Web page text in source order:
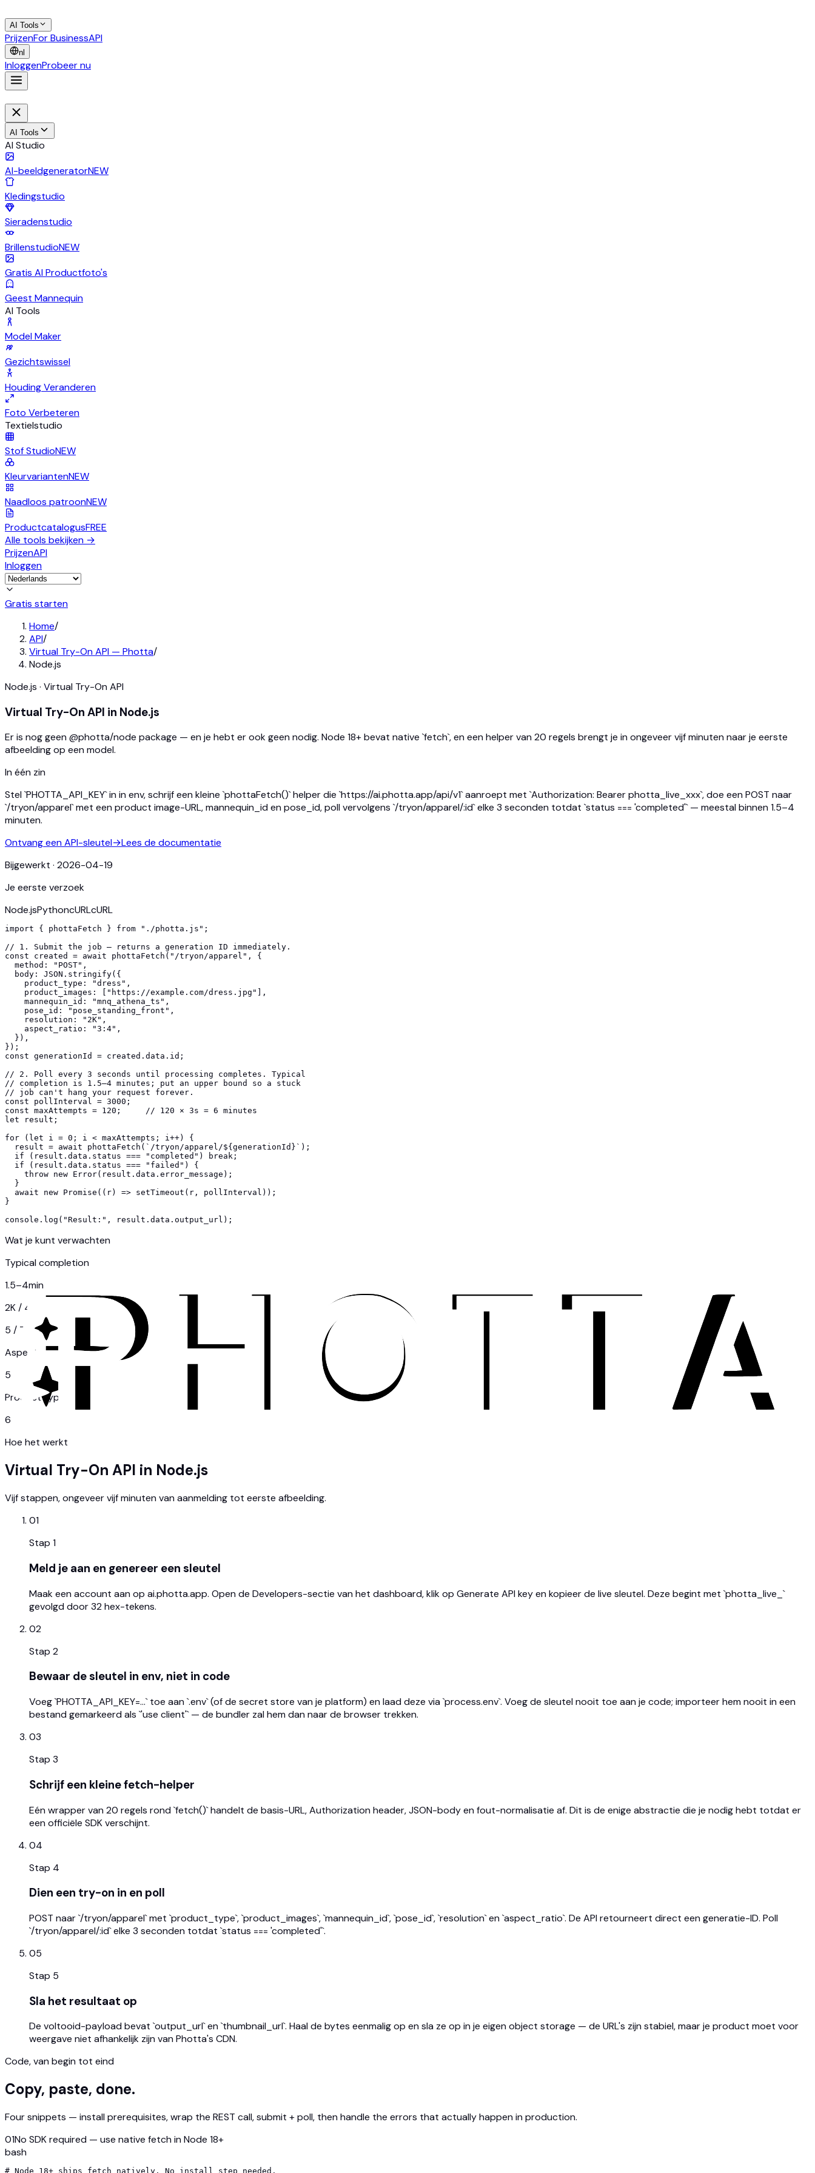
AI Tools
PrijzenFor BusinessAPI
nl
InloggenProbeer nu
AI Tools
AI Studio
AI-beeldgeneratorNEW
Kledingstudio
Sieradenstudio
BrillenstudioNEW
Gratis AI Productfoto's
Geest Mannequin
AI Tools
Model Maker
Gezichtswissel
Houding Veranderen
Foto Verbeteren
Textielstudio
Stof StudioNEW
KleurvariantenNEW
Naadloos patroonNEW
ProductcatalogusFREE
Alle tools bekijken →
PrijzenAPI
Inloggen
Gratis starten
Home/
API/
Virtual Try-On API — Photta/
Node.js
Node.js · Virtual Try-On API
Virtual Try-On API in Node.js
Er is nog geen @photta/node package — en je hebt er ook geen nodig. Node 18+ bevat native `fetch`, en een helper van 20 regels brengt je in ongeveer vijf minuten naar je eerste
afbeelding op een model.
In één zin
Stel `PHOTTA_API_KEY` in in env, schrijf een kleine `phottaFetch()` helper die `https://ai.photta.app/api/v1` aanroept met `Authorization: Bearer photta_live_xxx`, doe een POST naar
`/tryon/apparel` met een product image-URL, mannequin_id en pose_id, poll vervolgens `/tryon/apparel/:id` elke 3 seconden totdat `status === 'completed'` — meestal binnen 1.5–4
minuten.
Ontvang een API-sleutel→Lees de documentatie
Bijgewerkt · 2026-04-19
Je eerste verzoek
Node.jsPythoncURLcURL
import { phottaFetch } from "./photta.js";
// 1. Submit the job — returns a generation ID immediately.
const created = await phottaFetch("/tryon/apparel", {
  method: "POST",
  body: JSON.stringify({
    product_type: "dress",
    product_images: ["https://example.com/dress.jpg"],
    mannequin_id: "mnq_athena_ts",
    pose_id: "pose_standing_front",
    resolution: "2K",
    aspect_ratio: "3:4",
  }),
});
const generationId = created.data.id;
// 2. Poll every 3 seconds until processing completes. Typical
// completion is 1.5–4 minutes; put an upper bound so a stuck
// job can't hang your request forever.
const pollInterval = 3000;
const maxAttempts = 120;     // 120 × 3s = 6 minutes
let result;
for (let i = 0; i < maxAttempts; i++) {
  result = await phottaFetch(`/tryon/apparel/${generationId}`);
  if (result.data.status === "completed") break;
  if (result.data.status === "failed") {
    throw new Error(result.data.error_message);
  }
  await new Promise((r) => setTimeout(r, pollInterval));
}
console.log("Result:", result.data.output_url);
Wat je kunt verwachten
Typical completion
1.5–4min
2K / 4K credits
5 / 7
Aspect ratios
5
Product types
6
Hoe het werkt
Virtual Try-On API in Node.js
Vijf stappen, ongeveer vijf minuten van aanmelding tot eerste afbeelding.
01
Stap 1
Meld je aan en genereer een sleutel
Maak een account aan op ai.photta.app. Open de Developers-sectie van het dashboard, klik op Generate API key en kopieer de live sleutel. Deze begint met `photta_live_`
gevolgd door 32 hex-tekens.
02
Stap 2
Bewaar de sleutel in env, niet in code
Voeg `PHOTTA_API_KEY=...` toe aan `.env` (of de secret store van je platform) en laad deze via `process.env`. Voeg de sleutel nooit toe aan je code; importeer hem nooit in een
bestand gemarkeerd als `'use client'` — de bundler zal hem dan naar de browser trekken.
03
Stap 3
Schrijf een kleine fetch-helper
Eén wrapper van 20 regels rond `fetch()` handelt de basis-URL, Authorization header, JSON-body en fout-normalisatie af. Dit is de enige abstractie die je nodig hebt totdat er
een officiële SDK verschijnt.
04
Stap 4
Dien een try-on in en poll
POST naar `/tryon/apparel` met `product_type`, `product_images`, `mannequin_id`, `pose_id`, `resolution` en `aspect_ratio`. De API retourneert direct een generatie-ID. Poll
`/tryon/apparel/:id` elke 3 seconden totdat `status === 'completed'`.
05
Stap 5
Sla het resultaat op
De voltooid-payload bevat `output_url` en `thumbnail_url`. Haal de bytes eenmalig op en sla ze op in je eigen object storage — de URL's zijn stabiel, maar je product moet voor
weergave niet afhankelijk zijn van Photta's CDN.
Code, van begin tot eind
Copy, paste, done.
Four snippets — install prerequisites, wrap the REST call, submit + poll, then handle the errors that actually happen in production.
01No SDK required — use native fetch in Node 18+
bash
# Node 18+ ships fetch natively. No install step needed.